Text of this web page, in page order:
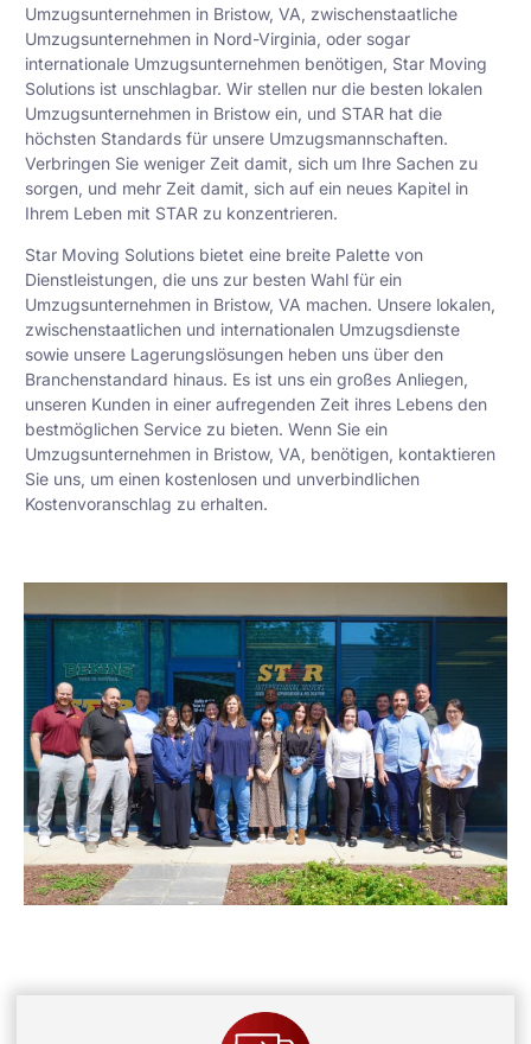
Umzugsunternehmen in Bristow, VA, zwischenstaatliche
Umzugsunternehmen in Nord-Virginia, oder sogar
internationale Umzugsunternehmen benötigen, Star Moving
Solutions ist unschlagbar. Wir stellen nur die besten lokalen
Umzugsunternehmen in Bristow ein, und STAR hat die
höchsten Standards für unsere Umzugsmannschaften.
Verbringen Sie weniger Zeit damit, sich um Ihre Sachen zu
sorgen, und mehr Zeit damit, sich auf ein neues Kapitel in
Ihrem Leben mit STAR zu konzentrieren.
Star Moving Solutions bietet eine breite Palette von
Dienstleistungen, die uns zur besten Wahl für ein
Umzugsunternehmen in Bristow, VA machen. Unsere lokalen,
zwischenstaatlichen und internationalen Umzugsdienste
sowie unsere Lagerungslösungen heben uns über den
Branchenstandard hinaus. Es ist uns ein großes Anliegen,
unseren Kunden in einer aufregenden Zeit ihres Lebens den
bestmöglichen Service zu bieten. Wenn Sie ein
Umzugsunternehmen in Bristow, VA, benötigen, kontaktieren
Sie uns, um einen kostenlosen und unverbindlichen
Kostenvoranschlag zu erhalten.